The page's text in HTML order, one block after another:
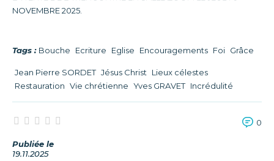
NOVEMBRE 2025.
Tags : Bouche Ecriture Eglise Encouragements Foi Grâce
Jean Pierre SORDET Jésus Christ
Lieux célestes
Restauration Vie chrétienne Yves GRAVET Incrédulité
0
Publiée le
19.11.2025